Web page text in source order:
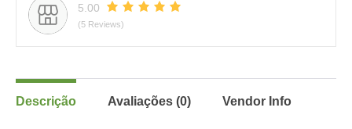
5.00
(5 Reviews)
Descrição Avaliações (0) Vendor Info